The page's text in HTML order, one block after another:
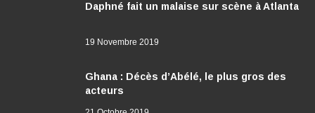
Daphné fait un malaise sur scène à Atlanta
19 Novembre 2019
Ghana : Décès d’Abélé, le plus gros des
acteurs